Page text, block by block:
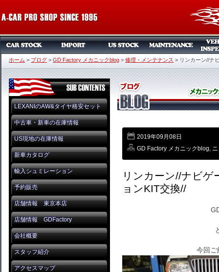
ホーム > ブログ > GD Factory メカニックblog > 修理・メンテナンス > リンカーン//ナ
LEXANIのAW&タイヤ格安セット
中古車・新車の在庫情報
US現地の在庫情報
新車カタログ
輸入シュミレーション
予約販売
店舗情報 東京本店
店舗情報 GDFactory
会社概要
スタッフ紹介
アクセスマップ
2019年09月08日
GD Factory メカニックblog,
リンカーン//ナビゲ
ョンKIT交換//
今回ご